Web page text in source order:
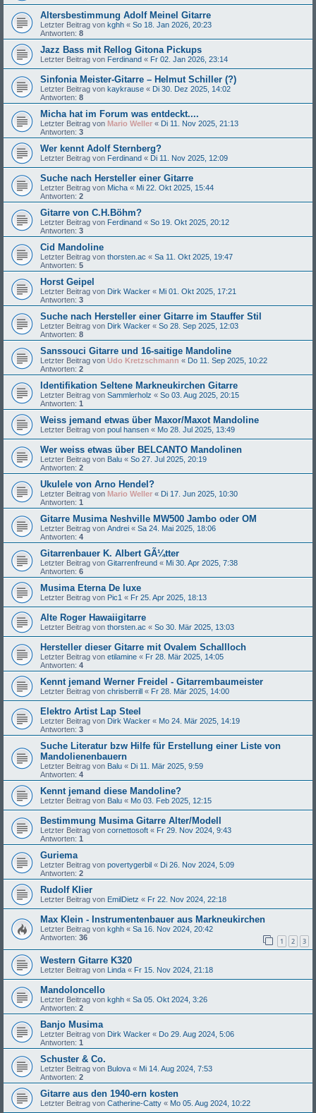
Altersbestimmung Adolf Meinel Gitarre
Letzter Beitrag von kghh « So 18. Jan 2026, 20:23
Antworten: 8
Jazz Bass mit Rellog Gitona Pickups
Letzter Beitrag von Ferdinand « Fr 02. Jan 2026, 23:14
Sinfonia Meister-Gitarre – Helmut Schiller (?)
Letzter Beitrag von kaykrause « Di 30. Dez 2025, 14:02
Antworten: 8
Micha hat im Forum was entdeckt....
Letzter Beitrag von Mario Weller « Di 11. Nov 2025, 21:13
Antworten: 3
Wer kennt Adolf Sternberg?
Letzter Beitrag von Ferdinand « Di 11. Nov 2025, 12:09
Suche nach Hersteller einer Gitarre
Letzter Beitrag von Micha « Mi 22. Okt 2025, 15:44
Antworten: 2
Gitarre von C.H.Böhm?
Letzter Beitrag von Ferdinand « So 19. Okt 2025, 20:12
Antworten: 3
Cid Mandoline
Letzter Beitrag von thorsten.ac « Sa 11. Okt 2025, 19:47
Antworten: 5
Horst Geipel
Letzter Beitrag von Dirk Wacker « Mi 01. Okt 2025, 17:21
Antworten: 3
Suche nach Hersteller einer Gitarre im Stauffer Stil
Letzter Beitrag von Dirk Wacker « So 28. Sep 2025, 12:03
Antworten: 8
Sanssouci Gitarre und 16-saitige Mandoline
Letzter Beitrag von Udo Kretzschmann « Do 11. Sep 2025, 10:22
Antworten: 2
Identifikation Seltene Markneukirchen Gitarre
Letzter Beitrag von Sammlerholz « So 03. Aug 2025, 20:15
Antworten: 1
Weiss jemand etwas über Maxor/Maxot Mandoline
Letzter Beitrag von poul hansen « Mo 28. Jul 2025, 13:49
Wer weiss etwas über BELCANTO Mandolinen
Letzter Beitrag von Balu « So 27. Jul 2025, 20:19
Antworten: 2
Ukulele von Arno Hendel?
Letzter Beitrag von Mario Weller « Di 17. Jun 2025, 10:30
Antworten: 1
Gitarre Musima Neshville MW500 Jambo oder OM
Letzter Beitrag von Andrei « Sa 24. Mai 2025, 18:06
Antworten: 4
Gitarrenbauer K. Albert GÃ¼tter
Letzter Beitrag von Gitarrenfreund « Mi 30. Apr 2025, 7:38
Antworten: 6
Musima Eterna De luxe
Letzter Beitrag von Pic1 « Fr 25. Apr 2025, 18:13
Alte Roger Hawaiigitarre
Letzter Beitrag von thorsten.ac « So 30. Mär 2025, 13:03
Hersteller dieser Gitarre mit Ovalem Schallloch
Letzter Beitrag von etilamine « Fr 28. Mär 2025, 14:05
Antworten: 4
Kennt jemand Werner Freidel - Gitarrembaumeister
Letzter Beitrag von chrisberrill « Fr 28. Mär 2025, 14:00
Elektro Artist Lap Steel
Letzter Beitrag von Dirk Wacker « Mo 24. Mär 2025, 14:19
Antworten: 3
Suche Literatur bzw Hilfe für Erstellung einer Liste von
Mandolienenbauern
Letzter Beitrag von Balu « Di 11. Mär 2025, 9:59
Antworten: 4
Kennt jemand diese Mandoline?
Letzter Beitrag von Balu « Mo 03. Feb 2025, 12:15
Bestimmung Musima Gitarre Alter/Modell
Letzter Beitrag von cornettosoft « Fr 29. Nov 2024, 9:43
Antworten: 1
Guriema
Letzter Beitrag von povertygerbil « Di 26. Nov 2024, 5:09
Antworten: 2
Rudolf Klier
Letzter Beitrag von EmilDietz « Fr 22. Nov 2024, 22:18
Max Klein - Instrumentenbauer aus Markneukirchen
Letzter Beitrag von kghh « Sa 16. Nov 2024, 20:42
Antworten: 36 1 2 3
Western Gitarre K320
Letzter Beitrag von Linda « Fr 15. Nov 2024, 21:18
Mandoloncello
Letzter Beitrag von kghh « Sa 05. Okt 2024, 3:26
Antworten: 2
Banjo Musima
Letzter Beitrag von Dirk Wacker « Do 29. Aug 2024, 5:06
Antworten: 1
Schuster & Co.
Letzter Beitrag von Bulova « Mi 14. Aug 2024, 7:53
Antworten: 2
Gitarre aus den 1940-ern kosten
Letzter Beitrag von Catherine-Catty « Mo 05. Aug 2024, 10:22